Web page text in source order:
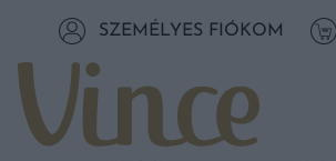
Tovább a tartalomhozSZEMÉLYES FIÓKOM